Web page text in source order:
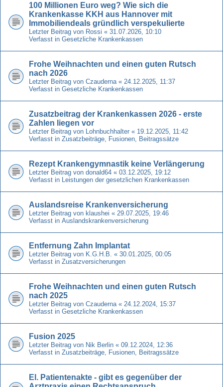
100 Millionen Euro weg? Wie sich die
Krankenkasse KKH aus Hannover mit
Immobiliendeals gründlich verspekulierte
Letzter Beitrag von Rossi « 31.07.2026, 10:10
Verfasst in Gesetzliche Krankenkassen
Frohe Weihnachten und einen guten Rutsch
nach 2026
Letzter Beitrag von Czauderna « 24.12.2025, 11:37
Verfasst in Gesetzliche Krankenkassen
Zusatzbeitrag der Krankenkassen 2026 - erste
Zahlen liegen vor
Letzter Beitrag von Lohnbuchhalter « 19.12.2025, 11:42
Verfasst in Zusatzbeiträge, Fusionen, Beitragssätze
Rezept Krankengymnastik keine Verlängerung
Letzter Beitrag von donald64 « 03.12.2025, 19:12
Verfasst in Leistungen der gesetzlichen Krankenkassen
Auslandsreise Krankenversicherung
Letzter Beitrag von klaushei « 29.07.2025, 19:46
Verfasst in Auslandskrankenversicherung
Entfernung Zahn Implantat
Letzter Beitrag von K.G.H.B. « 30.01.2025, 00:05
Verfasst in Zusatzversicherungen
Frohe Weihnachten und einen guten Rutsch
nach 2025
Letzter Beitrag von Czauderna « 24.12.2024, 15:37
Verfasst in Gesetzliche Krankenkassen
Fusion 2025
Letzter Beitrag von Nik Berlin « 09.12.2024, 12:36
Verfasst in Zusatzbeiträge, Fusionen, Beitragssätze
El. Patientenakte - gibt es gegenüber der